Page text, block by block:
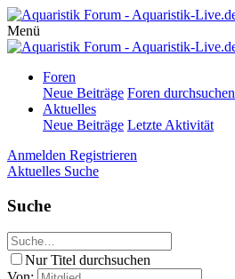
Menü
Foren
Neue Beiträge Foren durchsuchen
Aktuelles
Neue Beiträge Letzte Aktivität
Anmelden Registrieren
Aktuelles Suche
Suche
Nur Titel durchsuchen